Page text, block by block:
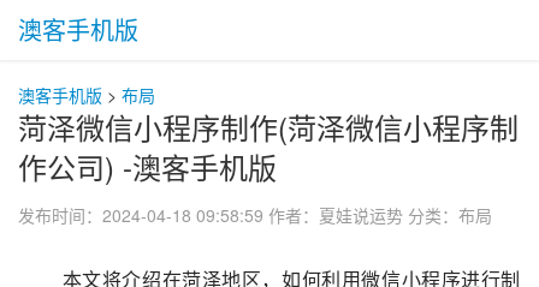
澳客手机版
澳客手机版 > 布局
菏泽微信小程序制作(菏泽微信小程序制
作公司) -澳客手机版
发布时间：2024-04-18 09:58:59 作者：夏娃说运势 分类： 布局